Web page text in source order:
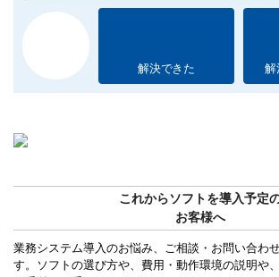
解決できた 解
これからソフトを導入予定
お客様へ
業務システム導入のお悩み、ご相談・お問い合わ
す。ソフトの選び方や、費用・動作環境の説明や